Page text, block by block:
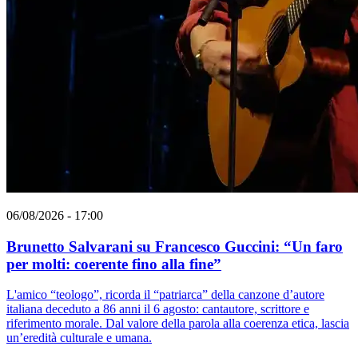
06/08/2026 - 17:00
Brunetto Salvarani su Francesco Guccini: “Un faro
per molti: coerente fino alla fine”
L'amico “teologo”, ricorda il “patriarca” della canzone d’autore
italiana deceduto a 86 anni il 6 agosto: cantautore, scrittore e
riferimento morale. Dal valore della parola alla coerenza etica, lascia
un’eredità culturale e umana.